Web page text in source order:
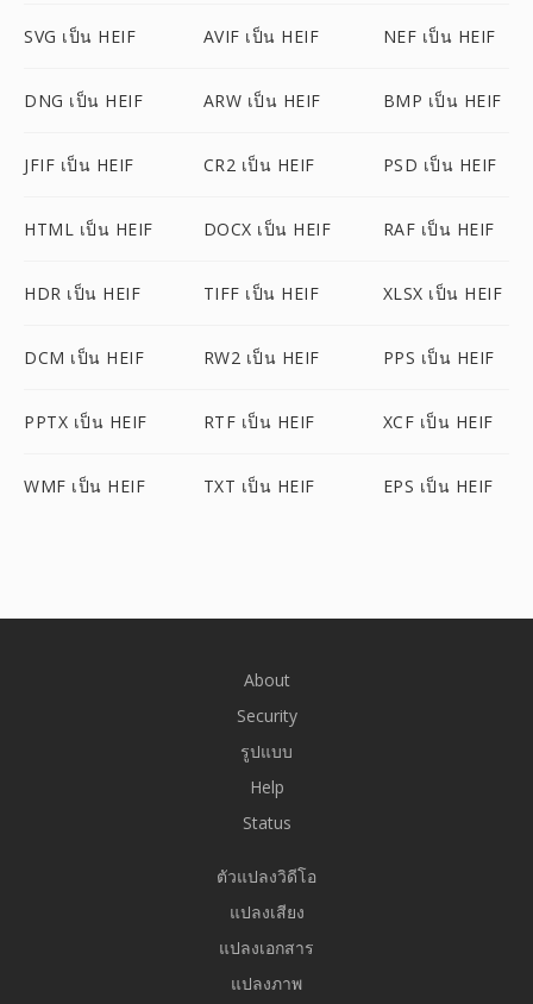
SVG เป็น HEIF AVIF เป็น HEIF NEF เป็น HEIF
DNG เป็น HEIF ARW เป็น HEIF BMP เป็น HEIF
JFIF เป็น HEIF CR2 เป็น HEIF PSD เป็น HEIF
HTML เป็น HEIF DOCX เป็น HEIF RAF เป็น HEIF
HDR เป็น HEIF TIFF เป็น HEIF XLSX เป็น HEIF
DCM เป็น HEIF RW2 เป็น HEIF PPS เป็น HEIF
PPTX เป็น HEIF RTF เป็น HEIF XCF เป็น HEIF
WMF เป็น HEIF TXT เป็น HEIF EPS เป็น HEIF
About
Security
รูปแบบ
Help
Status
ตัวแปลงวิดีโอ
แปลงเสียง
แปลงเอกสาร
แปลงภาพ